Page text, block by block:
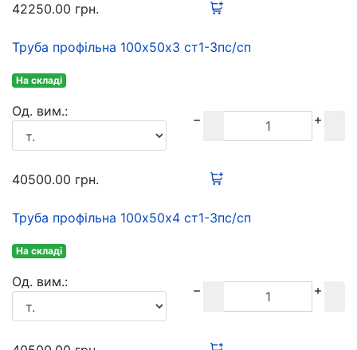
42250.00 грн.
Труба профільна 100х50х3 ст1-3пс/сп
На складі
Oд. вим.:
40500.00 грн.
Труба профільна 100х50х4 ст1-3пс/сп
На складі
Oд. вим.: